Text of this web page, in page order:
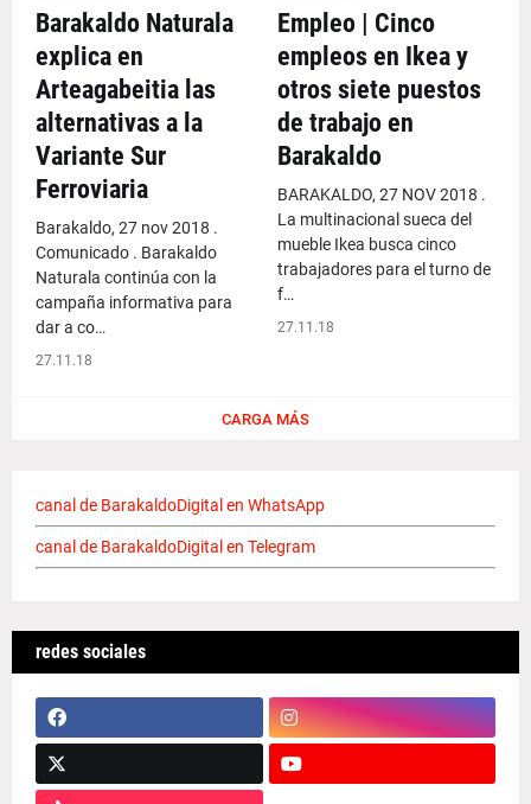
Barakaldo Naturala
explica en
Arteagabeitia las
alternativas a la
Variante Sur
Ferroviaria
Barakaldo, 27 nov 2018 .
Comunicado . Barakaldo
Naturala continúa con la
campaña informativa para
dar a co…
27.11.18
Empleo | Cinco
empleos en Ikea y
otros siete puestos
de trabajo en
Barakaldo
BARAKALDO, 27 NOV 2018 .
La multinacional sueca del
mueble Ikea busca cinco
trabajadores para el turno de
f…
27.11.18
CARGA MÁS
canal de BarakaldoDigital en WhatsApp
canal de BarakaldoDigital en Telegram
redes sociales